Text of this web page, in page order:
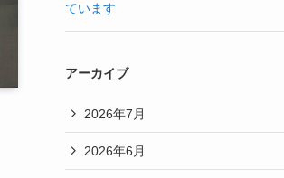
ています
アーカイブ
2026年7月
2026年6月